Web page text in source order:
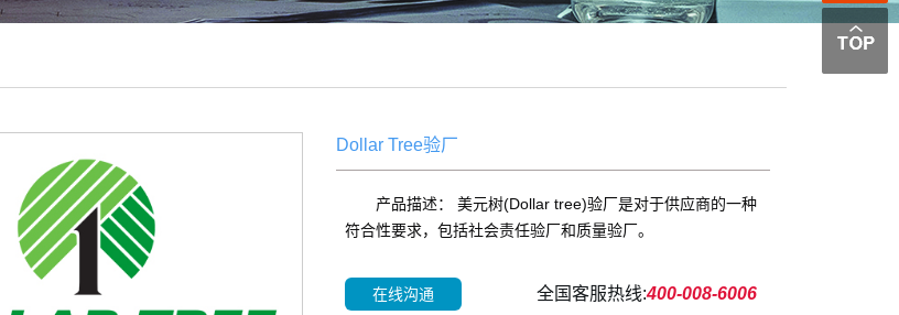
Dollar Tree验厂
产品描述： 美元树(Dollar tree)验厂是对于供应商的一种
符合性要求，包括社会责任验厂和质量验厂。
在线沟通 全国客服热线:400-008-6006